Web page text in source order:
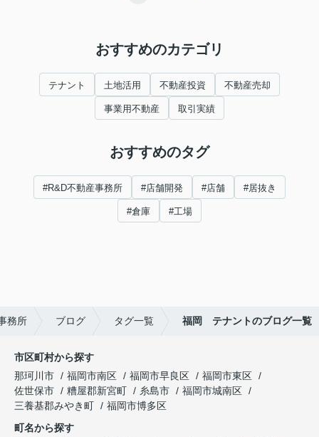
おすすめのカテゴリ
テナント 土地活用 不動産投資 不動産売却
事業用不動産 取引実績
おすすめのタグ
#R&D不動産事務所 #店舗開発 #店舗 #居抜き
#倉庫 #工場
務所 ブログ タグ一覧 福岡 テナントのブログ一覧
市区町村から探す
那珂川市
福岡市南区 福岡市早良区
福岡市東区
佐世保市
糟屋郡新宮町 糸島市
福岡市城南区
三養基郡みやき町
福岡市博多区
町名から探す